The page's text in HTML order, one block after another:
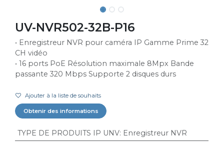
UV-NVR502-32B-P16
• Enregistreur NVR pour caméra IP Gamme Prime 32
CH vidéo
• 16 ports PoE Résolution maximale 8Mpx Bande
passante 320 Mbps Supporte 2 disques durs
Ajouter à la liste de souhaits
Obtenir des informations
TYPE DE PRODUITS IP UNV: Enregistreur NVR